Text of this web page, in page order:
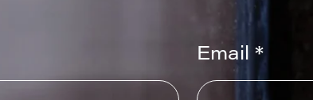
Email *